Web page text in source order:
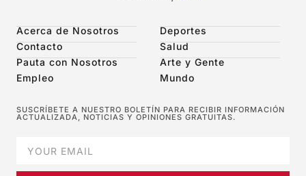
Acerca de Nosotros
Contacto
Pauta con Nosotros
Empleo
Deportes
Salud
Arte y Gente
Mundo
SUSCRÍBETE A NUESTRO BOLETÍN PARA RECIBIR INFORMACIÓN
ACTUALIZADA, NOTICIAS Y OPINIONES GRATUITAS.